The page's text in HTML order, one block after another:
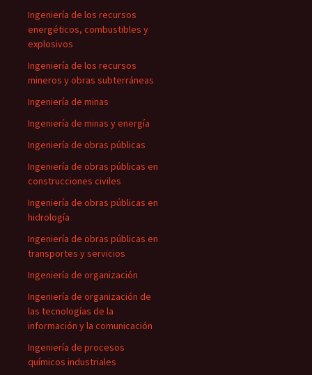
Ingeniería de los recursos
energéticos, combustibles y
explosivos
Ingeniería de los recursos
mineros y obras subterráneas
Ingeniería de minas
Ingeniería de minas y energía
Ingeniería de obras públicas
Ingeniería de obras públicas en
construcciones civiles
Ingeniería de obras públicas en
hidrología
Ingeniería de obras públicas en
transportes y servicios
Ingeniería de organización
Ingeniería de organización de
las tecnologías de la
información y la comunicación
Ingeniería de procesos
químicos industriales